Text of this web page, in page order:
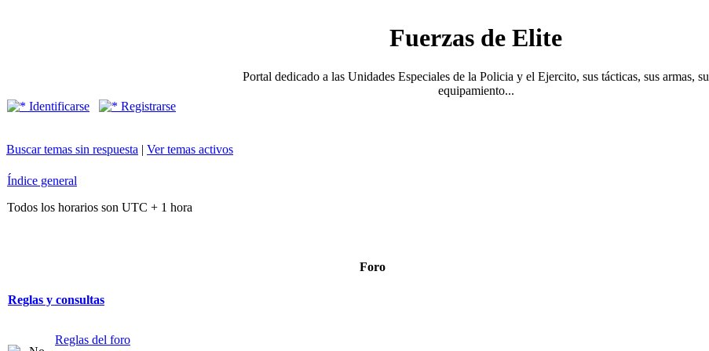
Fuerzas de Elite
Portal dedicado a las Unidades Especiales de la Policia y el Ejercito, sus tácticas, sus armas, su
equipamiento...
Identificarse
Registrarse
Buscar temas sin respuesta | Ver temas activos
Índice general
Todos los horarios son UTC + 1 hora
Foro
Reglas y consultas
Reglas del foro